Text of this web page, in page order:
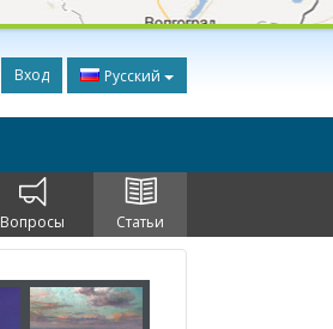
Вход Русский
Вопросы Статьи